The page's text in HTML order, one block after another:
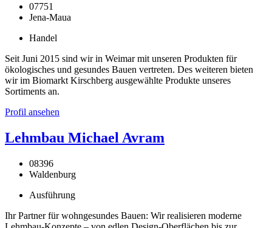
07751
Jena-Maua
Handel
Seit Juni 2015 sind wir in Weimar mit unseren Produkten für
ökologisches und gesundes Bauen vertreten. Des weiteren bieten
wir im Biomarkt Kirschberg ausgewählte Produkte unseres
Sortiments an.
Profil ansehen
Lehmbau Michael Avram
08396
Waldenburg
Ausführung
Ihr Partner für wohngesundes Bauen: Wir realisieren moderne